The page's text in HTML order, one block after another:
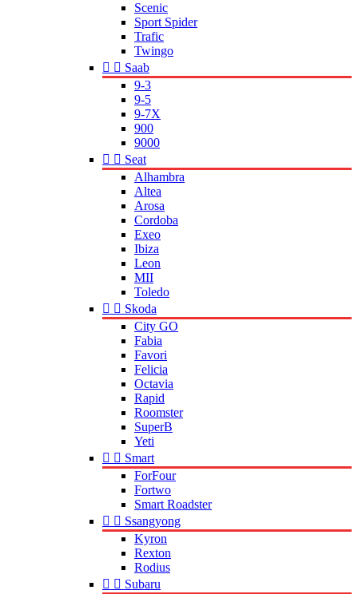
Scenic
Sport Spider
Trafic
Twingo
  Saab
9-3
9-5
9-7X
900
9000
  Seat
Alhambra
Altea
Arosa
Cordoba
Exeo
Ibiza
Leon
MII
Toledo
  Skoda
City GO
Fabia
Favori
Felicia
Octavia
Rapid
Roomster
SuperB
Yeti
  Smart
ForFour
Fortwo
Smart Roadster
  Ssangyong
Kyron
Rexton
Rodius
  Subaru